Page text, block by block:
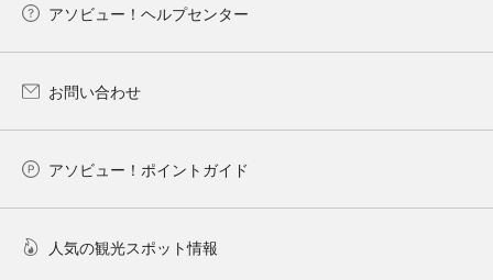
アソビュー！ヘルプセンター
お問い合わせ
アソビュー！ポイントガイド
人気の観光スポット情報